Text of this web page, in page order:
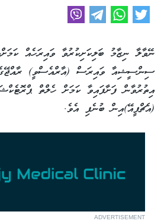
ނޭވާލާ ނިޒާމު ބަލިކަށިކުރުވާ ވައިރަހެއް
ސިންސީޝިއާ ވައިރަސް (އާރްއެސްވީ)
އިތުރުވާން ފަށާފައިވާ ކަމަށް ހެލްތް
(އެޗްޕީއޭ)އިން ބުނެފި އެވެ.
ADVERTISEMENT